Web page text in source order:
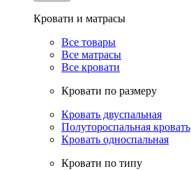
Кровати и матрасы
Все товары
Все матрасы
Все кровати
Кровати по размеру
Кровать двуспальная
Полутороспальная кровать
Кровать односпальная
Кровати по типу